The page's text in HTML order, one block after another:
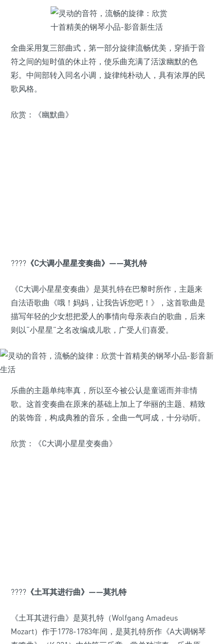
全曲采用复三部曲式，第一部分旋律流畅优美，穿插于音
符之间的短时值的休止符，使乐曲充满了活泼幽默的色
彩。中间部转入同名小调，旋律纯朴动人，具有浓厚的民
歌风格。
欣赏：《幽默曲》
???? 《C大调小星星变奏曲》——莫扎特
《C大调小星星变奏曲》是莫扎特在巴黎时所作，主题来
自法语歌曲《哦！妈妈，让我告诉您吧！》，这首歌曲是
描写年轻的少女想把爱人的事情向母亲表白的歌曲，后来
则以“小星星”之名改编成儿歌，广受人们喜爱。
乐曲的主题单纯率真，所以至今被公认是童谣而并非情
歌。这首变奏曲在原来的基础上加上了华丽的主题、精致
的装饰音，构成典雅的音乐，全曲一气呵成，十分动听。
欣赏：《C大调小星星变奏曲》
???? 《土耳其进行曲》——莫扎特
《土耳其进行曲》是莫扎特（Wolfgang Amadeus
Mozart）作于1778-1783年间，是莫扎特所作《A大调钢琴